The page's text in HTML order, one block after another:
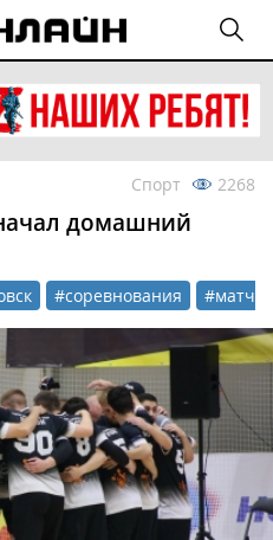
Спорт 2268
домашний
#соревнования #матч